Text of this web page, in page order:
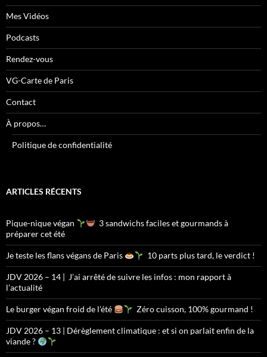
Mes Vidéos
Podcasts
Rendez-vous
VG-Carte de Paris
Contact
À propos…
Politique de confidentialité
ARTICLES RÉCENTS
Pique-nique végan
3 sandwichs faciles et gourmands à
préparer cet été
Je teste les flans végans de Paris 10 parts plus tard, le verdict !
JDV 2026 – 14 | J’ai arrêté de suivre les infos : mon rapport à
l’actualité
Le burger végan froid de l’été Zéro cuisson, 100% gourmand !
JDV 2026 – 13 | Dérèglement climatique : et si on parlait enfin de la
viande ?